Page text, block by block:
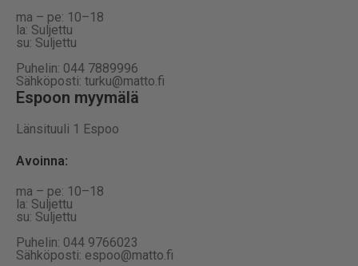
ma – pe: 10–18
la: Suljettu
su: Suljettu
Puhelin: 044 7889996
Sähköposti: turku@matto.fi
Espoon myymälä
Länsituuli 1 Espoo
Avoinna:
ma – pe: 10–18
la: Suljettu
su: Suljettu
Puhelin: 044 9766023
Sähköposti: espoo@matto.fi